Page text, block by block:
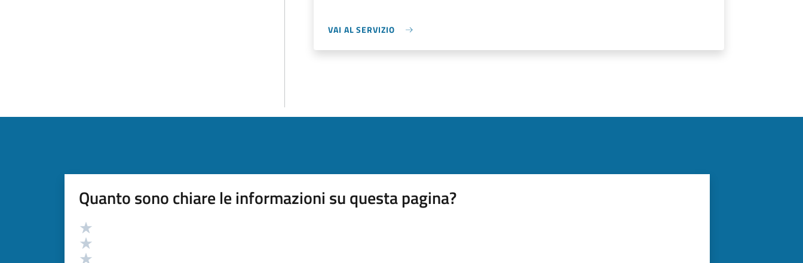
VAI AL SERVIZIO
Quanto sono chiare le informazioni su questa pagina?
Valutazione